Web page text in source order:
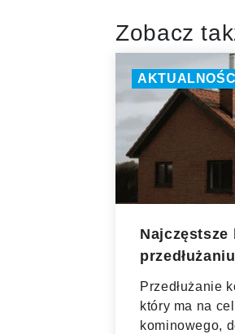
Zobacz
AKTUALNOŚCI
Najczęstsze
zapobiec
Przedłużanie
który ma na
kominowego,